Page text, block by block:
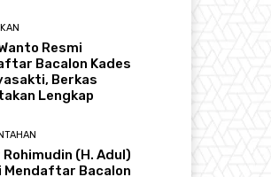
Resmi
Bacalon Kades
Berkas
Lengkap
(H. Adul)
Mendaftar Bacalon